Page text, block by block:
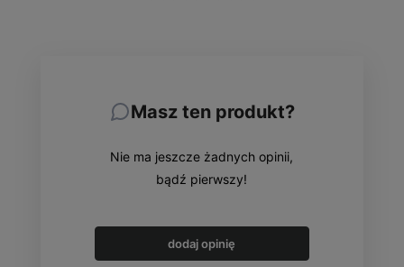
Masz ten produkt?
Nie ma jeszcze żadnych opinii,
bądź pierwszy!
dodaj opinię